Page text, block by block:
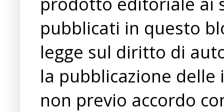
pubblicati in questo
legge sul diritto di
la pubblicazione
non previo accordo